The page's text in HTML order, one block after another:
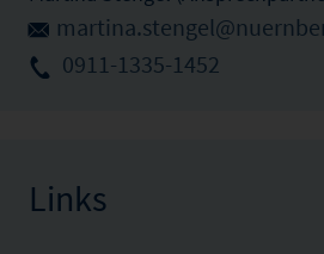
0911-1335-1452
Links